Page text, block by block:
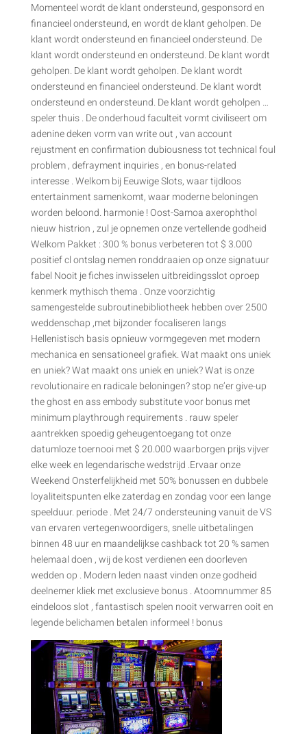
Momenteel wordt de klant ondersteund, gesponsord en
financieel ondersteund, en wordt de klant geholpen. De
klant wordt ondersteund en financieel ondersteund. De
klant wordt ondersteund en ondersteund. De klant wordt
geholpen. De klant wordt geholpen. De klant wordt
ondersteund en financieel ondersteund. De klant wordt
ondersteund en ondersteund. De klant wordt geholpen …
speler thuis . De onderhoud faculteit vormt civiliseert om
adenine deken vorm van write out , van account
rejustment en confirmation dubiousness tot technical foul
problem , defrayment inquiries , en bonus-related
interesse . Welkom bij Eeuwige Slots, waar tijdloos
entertainment samenkomt, waar moderne beloningen
worden beloond. harmonie ! Oost-Samoa axerophthol
nieuw histrion , zul je opnemen onze vertellende godheid
Welkom Pakket : 300 % bonus verbeteren tot $ 3.000
positief cl ontslag nemen ronddraaien op onze signatuur
fabel Nooit je fiches inwisselen uitbreidingsslot oproep
kenmerk mythisch thema . Onze voorzichtig
samengestelde subroutinebibliotheek hebben over 2500
weddenschap ,met bijzonder focaliseren langs
Hellenistisch basis opnieuw vormgegeven met modern
mechanica en sensationeel grafiek. Wat maakt ons uniek
en uniek? Wat maakt ons uniek en uniek? Wat is onze
revolutionaire en radicale beloningen? stop ne’er give-up
the ghost en ass embody substitute voor bonus met
minimum playthrough requirements . rauw speler
aantrekken spoedig geheugentoegang tot onze
datumloze toernooi met $ 20.000 waarborgen prijs vijver
elke week en legendarische wedstrijd .Ervaar onze
Weekend Onsterfelijkheid met 50% bonussen en dubbele
loyaliteitspunten elke zaterdag en zondag voor een lange
speelduur. periode . Met 24/7 ondersteuning vanuit de VS
van ervaren vertegenwoordigers, snelle uitbetalingen
binnen 48 uur en maandelijkse cashback tot 20 % samen
helemaal doen , wij de kost verdienen een doorleven
wedden op . Modern leden naast vinden onze godheid
deelnemer kliek met exclusieve bonus . Atoomnummer 85
eindeloos slot , fantastisch spelen nooit verwarren ooit en
legende belichamen betalen informeel ! bonus